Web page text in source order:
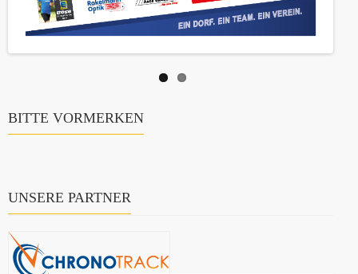
BITTE VORMERKEN
UNSERE PARTNER